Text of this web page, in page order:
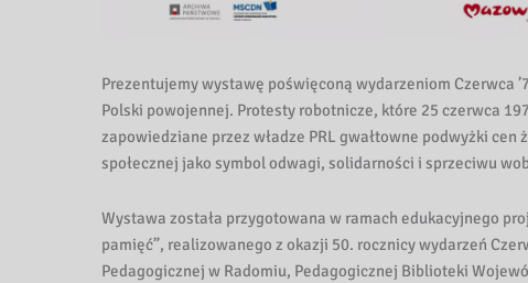
n
e
M
a
z
Prezentujemy wystawę poświęconą wydarzeniom Czerwca
Polski powojennej. Protesty robotnicze, które 25 czerwca
zapowiedziane przez władze PRL gwałtowne podwyżki
społecznej jako symbol odwagi, solidarności i sprzeciwu
Wystawa została przygotowana w ramach edukacyjnego
pamięć”, realizowanego z okazji 50. rocznicy wydarzeń
Pedagogicznej w Radomiu, Pedagogicznej Biblioteki